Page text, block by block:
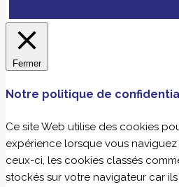
Fermer
Notre politique de
Ce site Web utilise des cookies
expérience lorsque vous naviguez
ceux-ci, les cookies classés
stockés sur votre navigateur car